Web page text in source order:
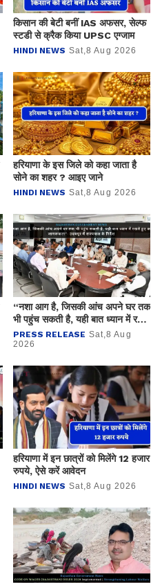
किसान की बेटी बनीं IAS अफसर, सेल्फ
स्टडी से क्रैक किया UPSC एग्जाम ​​​​​​​
HINDI NEWS Sat,8 Aug 2026
हरियाणा के इस जिले को कहा जाता है
सोने का शहर ? आइए जाने
HINDI NEWS Sat,8 Aug 2026
“नशा आग है, जिसकी आंच अपने घर तक
भी पहुंच सकती है, यही बात ध्यान में रखते
हुए करें जागरूकता”- उदयपुर में
राज्यपाल के निर्देश
PRESS RELEASE Sat,8 Aug
2026
हरियाणा में इन छात्रों को मिलेंगे 12 हजार
रुपये, ऐसे करें आवेदन
HINDI NEWS Sat,8 Aug 2026